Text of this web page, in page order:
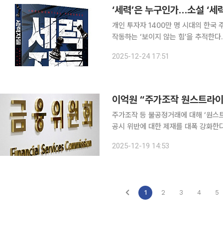
‘세력’은 누구인가…소설 ‘세
개인 투자자 1400만 명 시대의 한국
작동하는 ‘보이지 않는 힘’을 추적한다. 저자인 최성환 리서치알음 대표는 애널리스트 출신의
2025-12-24 17:51
주가조작 등 불공정거래에 대해 ‘원
공시 위반에 대한 제재를 대폭 강화한
장은 19일 대통령 업무보고 서면자료
2025-12-19 14:53
1 2 3 4 5